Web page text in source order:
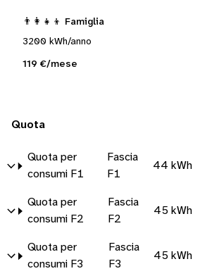
👨‍👩‍👧‍👦 Famiglia
3200 kWh/anno
119 €/mese
Quota
Quota per
consumi F1
Fascia
F1
44 kWh
Quota per
consumi F2
Fascia
F2
45 kWh
Quota per
consumi F3
Fascia
F3
45 kWh